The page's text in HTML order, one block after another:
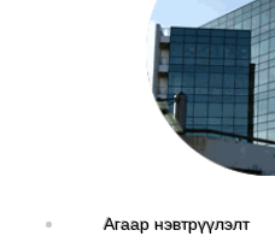
Агаар